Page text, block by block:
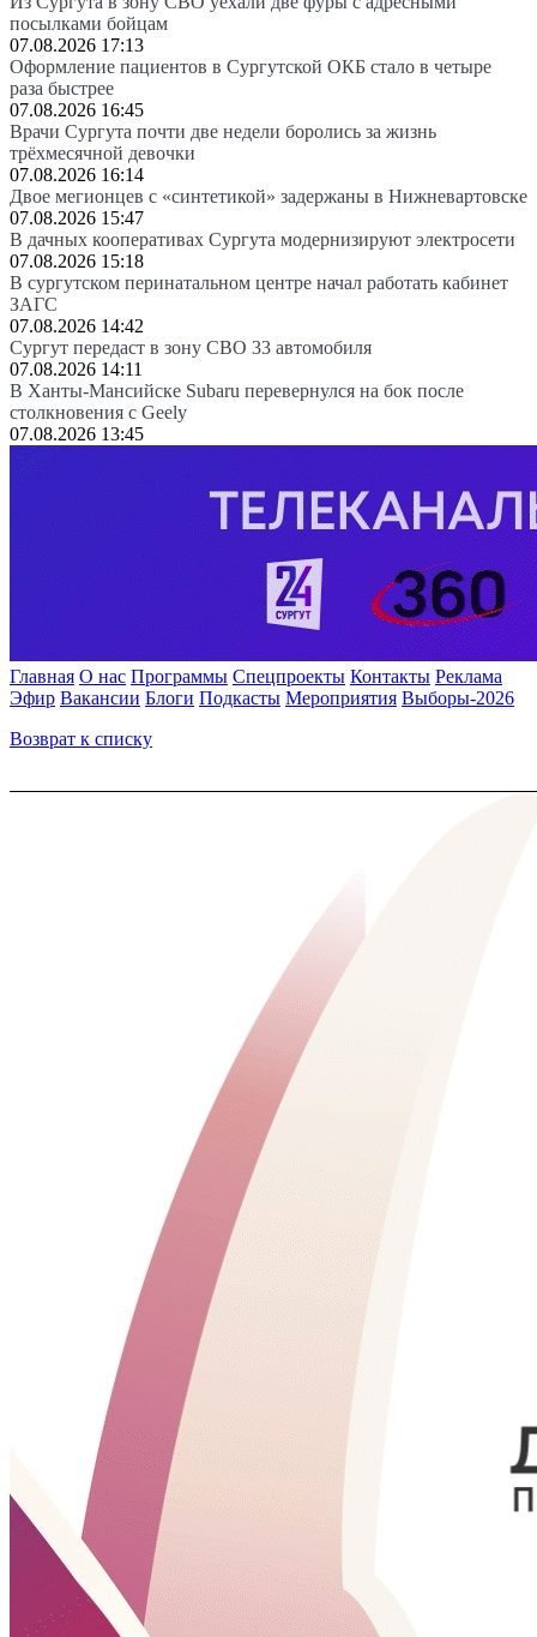
посылками бойцам
07.08.2026 17:13
Оформление пациентов в Сургутской ОКБ стало в четыре
раза быстрее
07.08.2026 16:45
Врачи Сургута почти две недели боролись за жизнь
трёхмесячной девочки
07.08.2026 16:14
Двое мегионцев с «синтетикой» задержаны в Нижневартовске
07.08.2026 15:47
В дачных кооперативах Сургута модернизируют электросети
07.08.2026 15:18
В сургутском перинатальном центре начал работать кабинет
ЗАГС
07.08.2026 14:42
Сургут передаст в зону СВО 33 автомобиля
07.08.2026 14:11
В Ханты-Мансийске Subaru перевернулся на бок после
столкновения с Geely
07.08.2026 13:45
Главная О нас Программы Спецпроекты Контакты Реклама
Эфир Вакансии Блоги Подкасты Мероприятия Выборы-2026
Возврат к списку